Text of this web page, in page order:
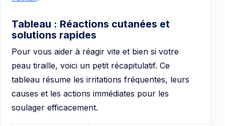
Tableau : Réactions cutanées et
solutions rapides
Pour vous aider à réagir vite et bien si votre
peau tiraille, voici un petit récapitulatif. Ce
tableau résume les irritations fréquentes, leurs
causes et les actions immédiates pour les
soulager efficacement.